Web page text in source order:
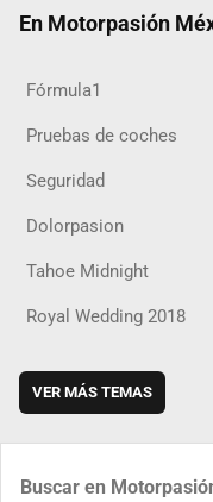
En Motorpasión
Fórmula1
Pruebas de coches
Seguridad
Dolorpasion
Tahoe Midnight
Royal Wedding 2018
VER MÁS TEMAS